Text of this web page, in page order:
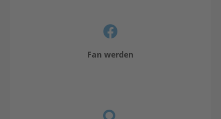
Fan werden